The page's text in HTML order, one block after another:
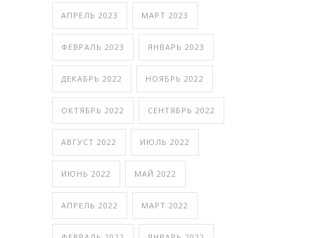
АПРЕЛЬ 2023 МАРТ 2023
ФЕВРАЛЬ 2023 ЯНВАРЬ 2023
ДЕКАБРЬ 2022 НОЯБРЬ 2022
ОКТЯБРЬ 2022 СЕНТЯБРЬ 2022
АВГУСТ 2022 ИЮЛЬ 2022
ИЮНЬ 2022 МАЙ 2022
АПРЕЛЬ 2022 МАРТ 2022